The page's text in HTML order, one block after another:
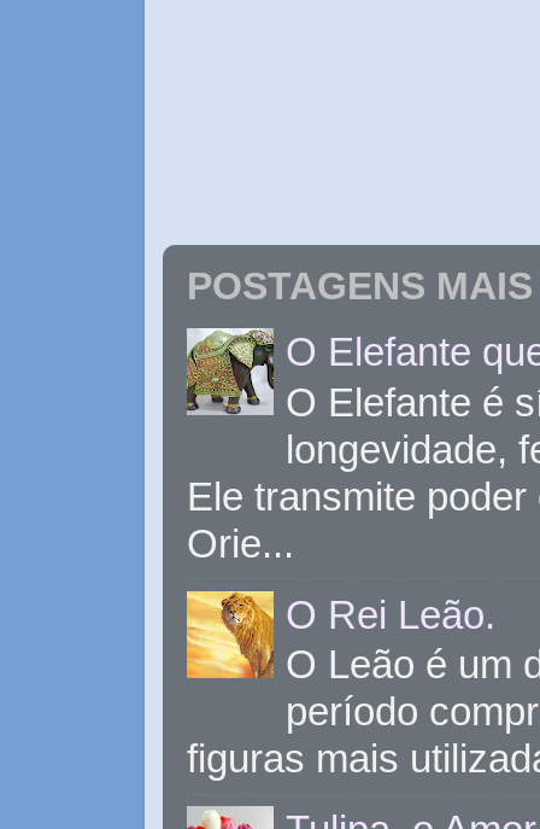
POSTAGENS
O Elefante
O Elefante é
longevidade,
Ele transmite
Orie...
O Rei Leão.
O Leão é um
período
figuras mais